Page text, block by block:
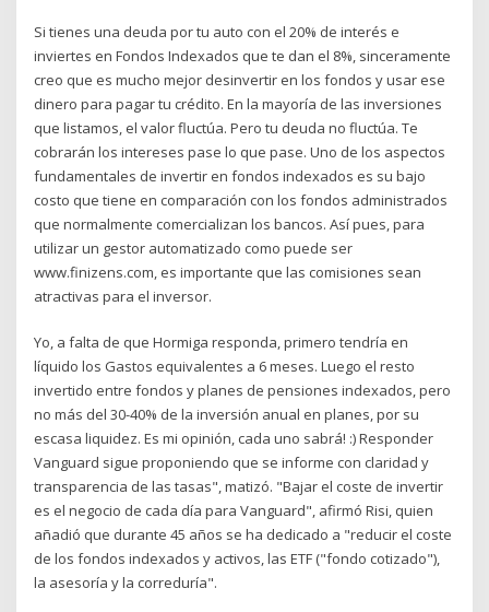
Si tienes una deuda por tu auto con el 20% de interés e
inviertes en Fondos Indexados que te dan el 8%, sinceramente
creo que es mucho mejor desinvertir en los fondos y usar ese
dinero para pagar tu crédito. En la mayoría de las inversiones
que listamos, el valor fluctúa. Pero tu deuda no fluctúa. Te
cobrarán los intereses pase lo que pase. Uno de los aspectos
fundamentales de invertir en fondos indexados es su bajo
costo que tiene en comparación con los fondos administrados
que normalmente comercializan los bancos. Así pues, para
utilizar un gestor automatizado como puede ser
www.finizens.com, es importante que las comisiones sean
atractivas para el inversor.
Yo, a falta de que Hormiga responda, primero tendría en
líquido los Gastos equivalentes a 6 meses. Luego el resto
invertido entre fondos y planes de pensiones indexados, pero
no más del 30-40% de la inversión anual en planes, por su
escasa liquidez. Es mi opinión, cada uno sabrá! :) Responder
Vanguard sigue proponiendo que se informe con claridad y
transparencia de las tasas", matizó. "Bajar el coste de invertir
es el negocio de cada día para Vanguard", afirmó Risi, quien
añadió que durante 45 años se ha dedicado a "reducir el coste
de los fondos indexados y activos, las ETF ("fondo cotizado"),
la asesoría y la correduría".